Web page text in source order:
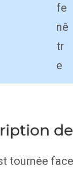
tournée